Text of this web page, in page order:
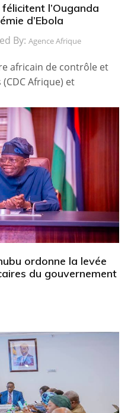
l’Ouganda
d’Ebola
By: Agence Afrique
africain de contrôle et
Afrique) et
ordonne la levée
du gouvernement